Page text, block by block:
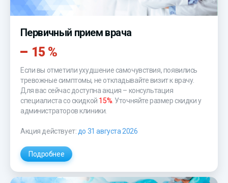
Первичный прием врача
15 %
Если вы отметили ухудшение самочувствия, появились
тревожные симптомы, не откладывайте визит к врачу.
Для вас сейчас доступна акция – консультация
специалиста со скидкой 15% . Уточняйте размер скидки у
администраторов клиники.
Акция действует: до 31 августа 2026
Подробнее